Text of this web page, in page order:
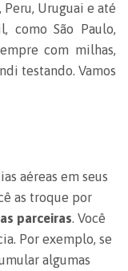
Peru, Uruguai e até
como São Paulo,
com milhas,
testando. Vamos
aéreas em seus
as troque por
parceiras. Você
Por exemplo, se
algumas